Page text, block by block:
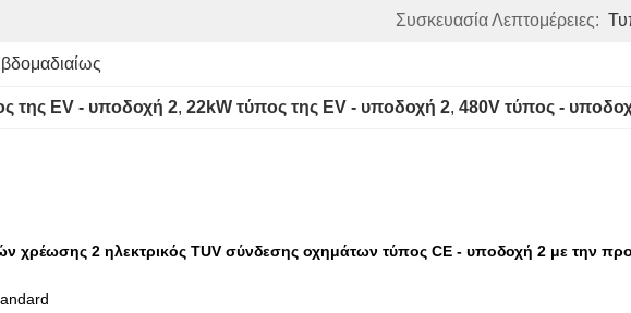
Συσκευασία Λεπτομέρειες:
της EV - υποδοχή 2, 22kW τύπος της EV - υποδοχή 2, 480V τύπος -
χρέωσης 2 ηλεκτρικός TUV σύνδεσης οχημάτων τύπος CE - υποδοχή 2 με την